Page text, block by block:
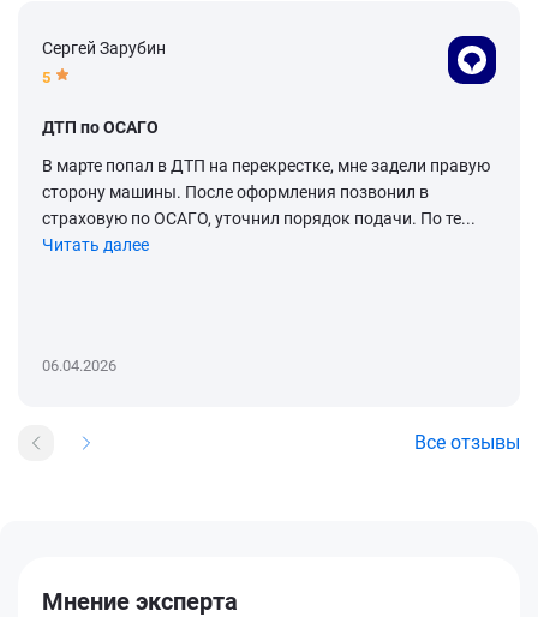
Сергей Зарубин
5
ДТП по ОСАГО
В марте попал в ДТП на перекрестке, мне задели правую
сторону машины. После оформления позвонил в
страховую по ОСАГО, уточнил порядок подачи. По те...
Читать далее
06.04.2026
Все отзывы
Мнение эксперта